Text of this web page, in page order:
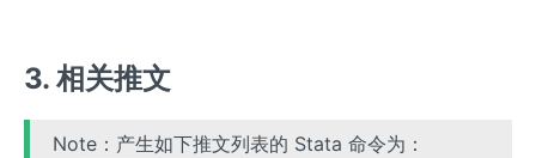
3. 相关推文
Note：产生如下推文列表的 Stata 命令为：